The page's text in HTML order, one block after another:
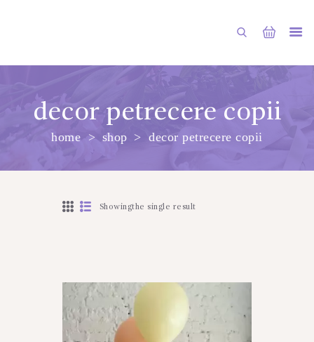
decor petrecere copii
home shop decor petrecere copii
PRINCIPALA
DESPRE NOI
Showingthe single result